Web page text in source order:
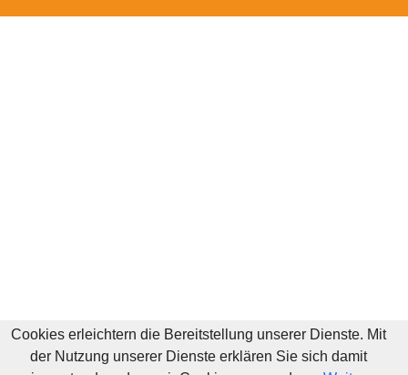
Cookies erleichtern die Bereitstellung unserer Dienste. Mit
der Nutzung unserer Dienste erklären Sie sich damit